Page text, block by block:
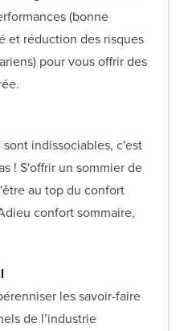
(bonne
et réduction des risques
pour vous offrir des
indissociables, c'est
! S'offrir un sommier de
au top du confort
confort sommaire,
les savoir-faire
de l’industrie